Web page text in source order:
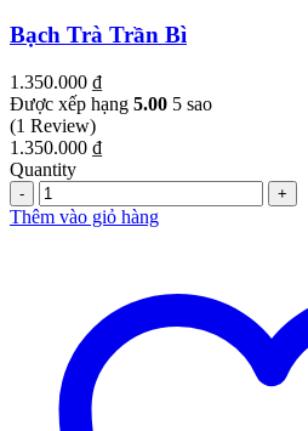
Bạch Trà Trần Bì
1.350.000 ₫
Được xếp hạng 5.00 5 sao
(1 Review)
1.350.000 ₫
Quantity
Quantity
Thêm vào giỏ hàng